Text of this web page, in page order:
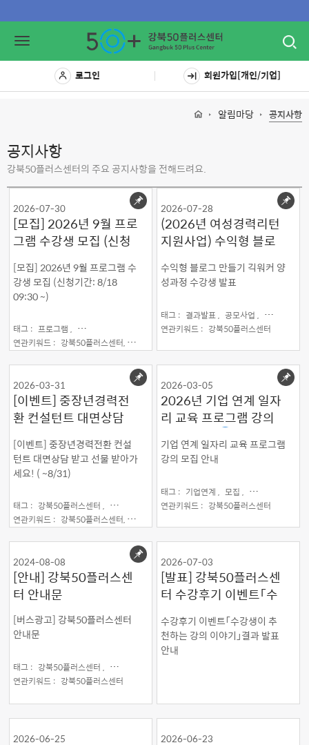
Toggle
로그인 회원가입[개인/기업]
알림마당 공지사항
공지사항
강북50플러스센터의 주요 공지사항을 전해드려요.
2026-07-30
[모집] 2026년 9월 프로
그램 수강생 모집 (신청
기간: 8/18 09:30 ~)
[모집] 2026년 9월 프로그램 수
강생 모집 (신청기간: 8/18
09:30 ~)
태그 : 프로그램 , 강북50플러스센터
연관키워드 : 강북50플러스센터, 교육
2026-07-28
(2026년 여성경력리턴
지원사업) 수익형 블로
그 만들기 긱워커 양성
과정 수강생 발표
수익형 블로그 만들기 긱워커 양
성과정 수강생 발표
태그 : 결과발표 , 공모사업 , 여성경력리
연관키워드 : 강북50플러스센터
2026-03-31
[이벤트] 중장년경력전
환 컨설턴트 대면상담
받고 선물 받아가세요! (
~8/31)
[이벤트] 중장년경력전환 컨설
턴트 대면상담 받고 선물 받아가
세요! ( ~8/31)
태그 : 강북50플러스센터 , 상담 , 일자리상담 , 컨설턴트
연관키워드 : 강북50플러스센터, 상담,
2026-03-05
2026년 기업 연계 일자
리 교육 프로그램 강의
모집 안내
기업 연계 일자리 교육 프로그램
강의 모집 안내
태그 : 기업연계 , 모집 , 일자리연계 ,
연관키워드 : 강북50플러스센터
2024-08-08
[안내] 강북50플러스센
터 안내문
[버스광고] 강북50플러스센터
안내문
태그 : 강북50플러스센터 , 강북구 ,
연관키워드 : 강북50플러스센터
2026-07-03
[발표] 강북50플러스센
터 수강후기 이벤트「수
강생이 추천하는 강의
이야기」결과 발표 안내
수강후기 이벤트「수강생이 추
천하는 강의 이야기」결과 발표
안내
2026-06-25 2026-06-23